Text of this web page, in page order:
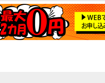
25:00
エムオン! ヒッツ
26:00